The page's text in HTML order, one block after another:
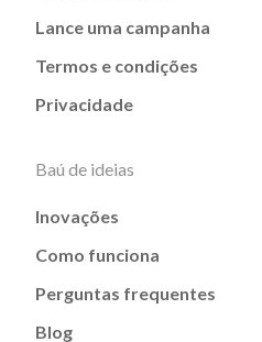
Lance uma campanha
Termos e condições
Privacidade
Baú de ideias
Inovações
Como funciona
Perguntas frequentes
Blog